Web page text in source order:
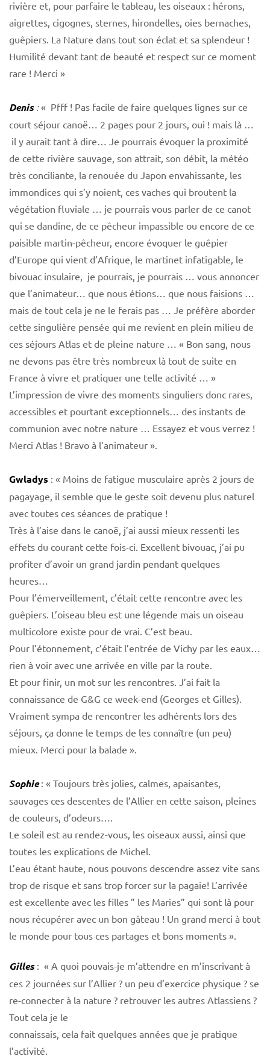
rivière et, pour parfaire le tableau, les oiseaux : hérons,
aigrettes, cigognes, sternes, hirondelles, oies bernaches,
guêpiers. La Nature dans tout son éclat et sa splendeur !
Humilité devant tant de beauté et respect sur ce moment
rare ! Merci »
Denis:« Pfff ! Pas facile de faire quelques lignes sur ce
court séjour canoë… 2 pages pour 2 jours, oui ! mais là …
il y aurait tant à dire… Je pourrais évoquer la proximité
de cette rivière sauvage, son attrait, son débit, la météo
très conciliante, la renouée du Japon envahissante, les
immondices qui s’y noient, ces vaches qui broutent la
végétation fluviale … je pourrais vous parler de ce canot
qui se dandine, de ce pêcheur impassible ou encore de ce
paisible martin-pêcheur, encore évoquer le guêpier
d’Europe qui vient d’Afrique, le martinet infatigable, le
bivouac insulaire, je pourrais, je pourrais … vous annoncer
que l’animateur… que nous étions… que nous faisions …
mais de tout cela je ne le ferais pas … Je préfère aborder
cette singulière pensée qui me revient en plein milieu de
ces séjours Atlas et de pleine nature … « Bon sang, nous
ne devons pas être très nombreux là tout de suite en
France à vivre et pratiquer une telle activité … »
L’impression de vivre des moments singuliers donc rares,
accessibles et pourtant exceptionnels… des instants de
communion avec notre nature … Essayez et vous verrez !
Merci Atlas ! Bravo à l’animateur ».
Gwladys : « Moins de fatigue musculaire après 2 jours de
pagayage, il semble que le geste soit devenu plus naturel
avec toutes ces séances de pratique !
Très à l’aise dans le canoë, j’ai aussi mieux ressenti les
effets du courant cette fois-ci. Excellent bivouac, j’ai pu
profiter d’avoir un grand jardin pendant quelques
heures…
Pour l’émerveillement, c’était cette rencontre avec les
guêpiers. L’oiseau bleu est une légende mais un oiseau
multicolore existe pour de vrai. C’est beau.
Pour l’étonnement, c’était l’entrée de Vichy par les eaux…
rien à voir avec une arrivée en ville par la route.
Et pour finir, un mot sur les rencontres. J’ai fait la
connaissance de G&G ce week-end (Georges et Gilles).
Vraiment sympa de rencontrer les adhérents lors des
séjours, ça donne le temps de les connaître (un peu)
mieux. Merci pour la balade ».
Sophie : « Toujours très jolies, calmes, apaisantes,
sauvages ces descentes de l’Allier en cette saison, pleines
de couleurs, d’odeurs….
Le soleil est au rendez-vous, les oiseaux aussi, ainsi que
toutes les explications de Michel.
L’eau étant haute, nous pouvons descendre assez vite sans
trop de risque et sans trop forcer sur la pagaie! L’arrivée
est excellente avec les filles ” les Maries” qui sont là pour
nous récupérer avec un bon gâteau ! Un grand merci à tout
le monde pour tous ces partages et bons moments ».
Gilles : « A quoi pouvais-je m’attendre en m’inscrivant à
ces 2 journées sur l’Allier ? un peu d’exercice physique ? se
re-connecter à la nature ? retrouver les autres Atlassiens ?
Tout cela je le
connaissais, cela fait quelques années que je pratique
l’activité.